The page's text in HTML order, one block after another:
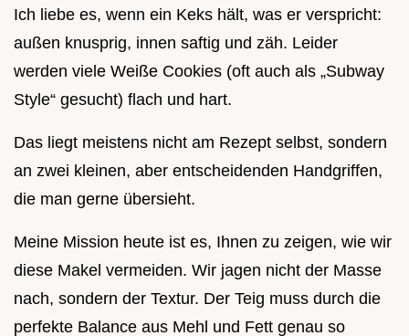
Ich liebe es, wenn ein Keks hält, was er verspricht:
außen knusprig, innen saftig und zäh. Leider
werden viele Weiße Cookies (oft auch als „Subway
Style“ gesucht) flach und hart.
Das liegt meistens nicht am Rezept selbst, sondern
an zwei kleinen, aber entscheidenden Handgriffen,
die man gerne übersieht.
Meine Mission heute ist es, Ihnen zu zeigen, wie wir
diese Makel vermeiden. Wir jagen nicht der Masse
nach, sondern der Textur. Der Teig muss durch die
perfekte Balance aus Mehl und Fett genau so